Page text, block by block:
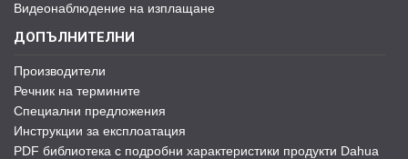
Видеонаблюдение на изплащане
ДОПЪЛНИТЕЛНИ
Производители
Речник на термините
Специални предложения
Инструкции за експлоатация
PDF библиотека с подробни характеристики продукти Dahua